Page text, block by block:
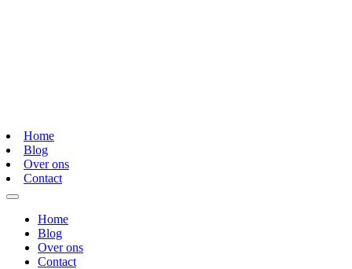
Home
Blog
Over ons
Contact
Home
Blog
Over ons
Contact